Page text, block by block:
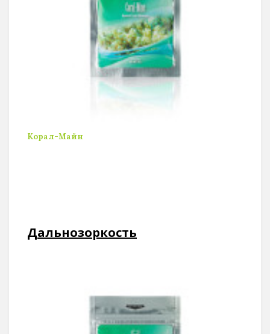
Корал-Майн
Дальнозоркость